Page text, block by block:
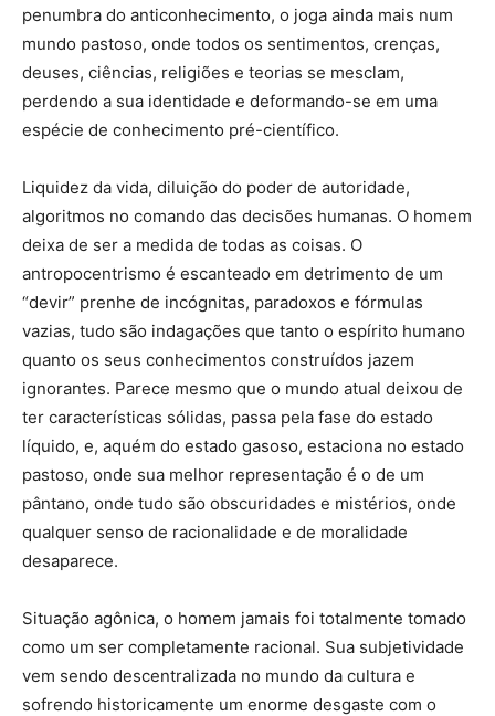
penumbra do anticonhecimento, o joga ainda mais num
mundo pastoso, onde todos os sentimentos, crenças,
deuses, ciências, religiões e teorias se mesclam,
perdendo a sua identidade e deformando-se em uma
espécie de conhecimento pré-científico.
Liquidez da vida, diluição do poder de autoridade,
algoritmos no comando das decisões humanas. O homem
deixa de ser a medida de todas as coisas. O
antropocentrismo é escanteado em detrimento de um
“devir” prenhe de incógnitas, paradoxos e fórmulas
vazias, tudo são indagações que tanto o espírito humano
quanto os seus conhecimentos construídos jazem
ignorantes. Parece mesmo que o mundo atual deixou de
ter características sólidas, passa pela fase do estado
líquido, e, aquém do estado gasoso, estaciona no estado
pastoso, onde sua melhor representação é o de um
pântano, onde tudo são obscuridades e mistérios, onde
qualquer senso de racionalidade e de moralidade
desaparece.
Situação agônica, o homem jamais foi totalmente tomado
como um ser completamente racional. Sua subjetividade
vem sendo descentralizada no mundo da cultura e
sofrendo historicamente um enorme desgaste com o